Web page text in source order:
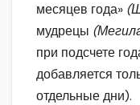
месяцев года»
мудрецы
при подсчете
добавляется
отдельные дни).